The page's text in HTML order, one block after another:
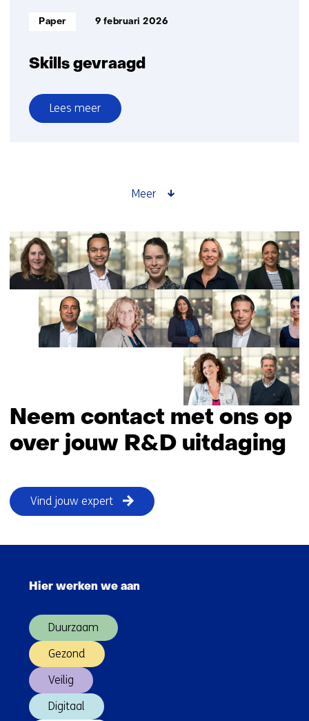
Skills gevraagd
Informatietype:
Paper 9 februari 2026
Lees meer
over
Meer
Neem contact met ons op
over jouw R&D uitdaging
Vind jouw expert
Hier werken we aan
Duurzaam
Gezond
Veilig
Digitaal